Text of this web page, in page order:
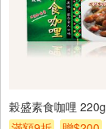
榖盛素食咖哩 220g